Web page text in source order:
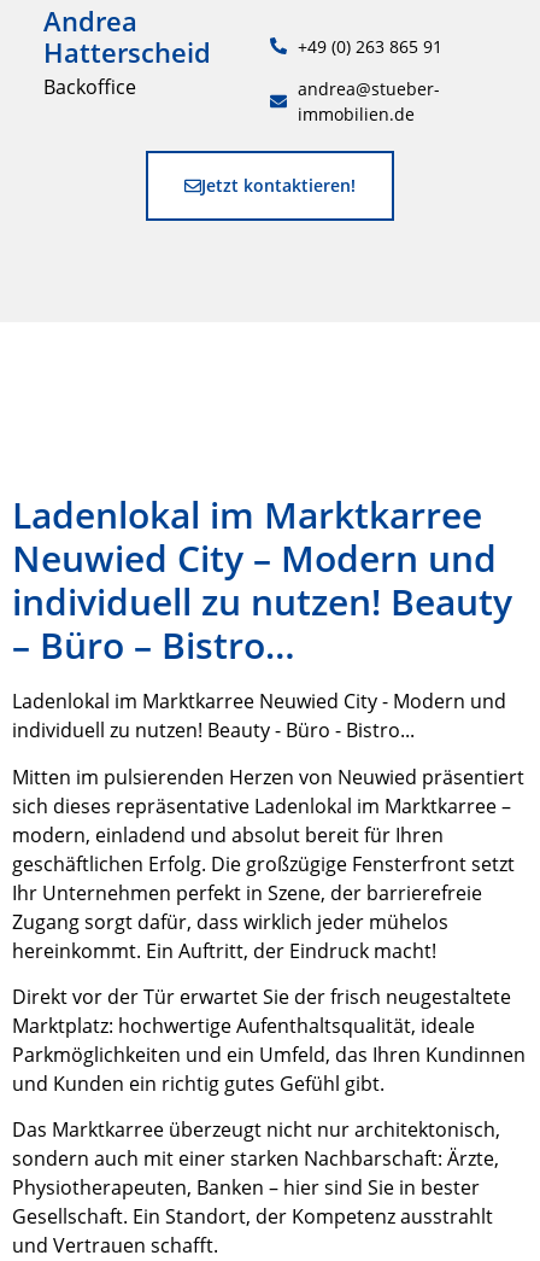
Andrea
Hatterscheid
Backoffice
+49 (0) 263 865 91
andrea@stueber-
immobilien.de
Jetzt kontaktieren!
Ladenlokal im Marktkarree
Neuwied City – Modern und
individuell zu nutzen! Beauty
– Büro – Bistro…
Ladenlokal im Marktkarree Neuwied City - Modern und
individuell zu nutzen! Beauty - Büro - Bistro...
Mitten im pulsierenden Herzen von Neuwied präsentiert
sich dieses repräsentative Ladenlokal im Marktkarree –
modern, einladend und absolut bereit für Ihren
geschäftlichen Erfolg. Die großzügige Fensterfront setzt
Ihr Unternehmen perfekt in Szene, der barrierefreie
Zugang sorgt dafür, dass wirklich jeder mühelos
hereinkommt. Ein Auftritt, der Eindruck macht!
Direkt vor der Tür erwartet Sie der frisch neugestaltete
Marktplatz: hochwertige Aufenthaltsqualität, ideale
Parkmöglichkeiten und ein Umfeld, das Ihren Kundinnen
und Kunden ein richtig gutes Gefühl gibt.
Das Marktkarree überzeugt nicht nur architektonisch,
sondern auch mit einer starken Nachbarschaft: Ärzte,
Physiotherapeuten, Banken – hier sind Sie in bester
Gesellschaft. Ein Standort, der Kompetenz ausstrahlt
und Vertrauen schafft.